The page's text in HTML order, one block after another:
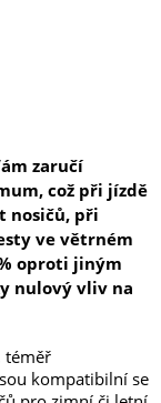
zaručí
což při jízdě
nosičů, při
ve větrném
oproti jiným
nulový vliv na
téměř
kompatibilní se